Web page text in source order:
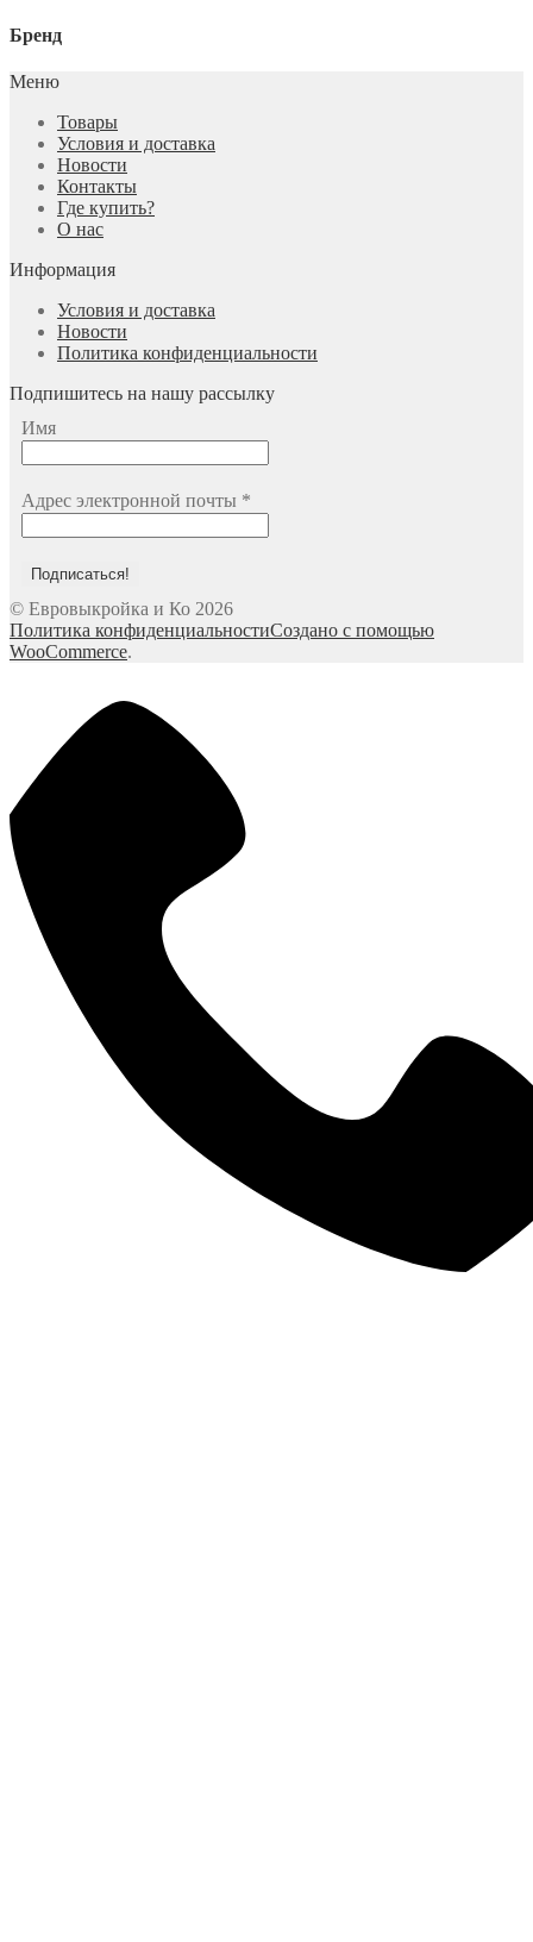
Бренд
Меню
Товары
Условия и доставка
Новости
Контакты
Где купить?
О нас
Информация
Условия и доставка
Новости
Политика конфиденциальности
Подпишитесь на нашу рассылку
Имя
Адрес электронной почты *
© Евровыкройка и Ко 2026
Политика конфиденциальностиСоздано с помощью
WooCommerce.